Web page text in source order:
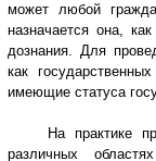
может любой
назначается она,
дознания. Для
как
имеющие статуса
На практике
различных